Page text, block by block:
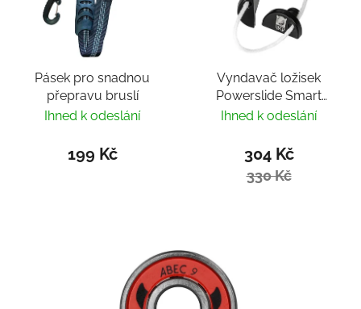
Pásek pro snadnou
přepravu bruslí
Ihned k odeslání
199 Kč
Vyndavač ložisek
Powerslide Smart
Bearing Remover by
Ihned k odeslání
304 Kč
330 Kč